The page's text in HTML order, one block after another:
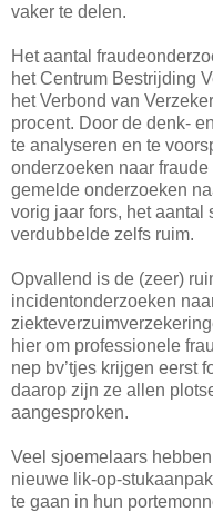
vaker te delen.
Het aantal
het Centrum Bestrijding
het Verbond van
procent. Door de denk-
te analyseren en te
onderzoeken naar
gemelde onderzoeken
vorig jaar fors, het
verdubbelde zelfs ruim.
Opvallend is de (zeer)
incidentonderzoeken
hier om professionele
nep bv’tjes krijgen eerst
daarop zijn ze allen
aangesproken.
Veel sjoemelaars
nieuwe lik-op-
te gaan in hun